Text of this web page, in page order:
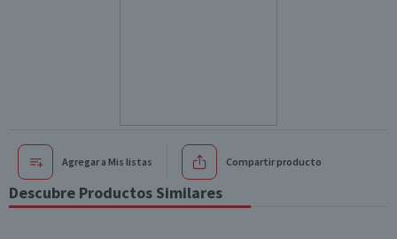
Agregar a Mis listas Compartir producto
Descubre Productos Similares